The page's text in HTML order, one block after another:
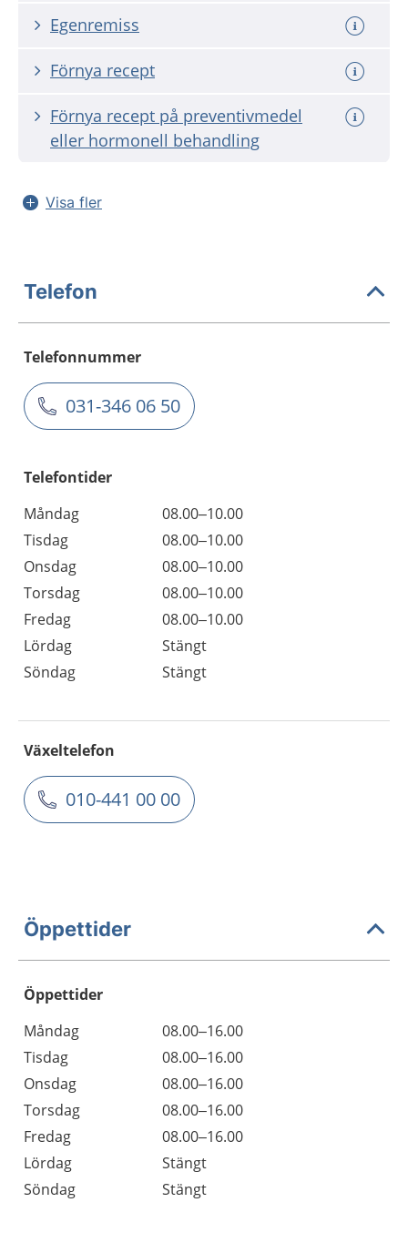
Egenremiss
Förnya recept
Förnya recept på preventivmedel
eller hormonell behandling
Visa fler
Telefon
Telefonnummer
031-346 06 50
Telefontider
Måndag
08.00–10.00
Tisdag
08.00–10.00
Onsdag
08.00–10.00
Torsdag
08.00–10.00
Fredag
08.00–10.00
Lördag
Stängt
Söndag
Stängt
Växeltelefon
010-441 00 00
Öppettider
Öppettider
Dag
Öppettider
Kommentarer
Måndag
08.00–16.00
Tisdag
08.00–16.00
Onsdag
08.00–16.00
Torsdag
08.00–16.00
Fredag
08.00–16.00
Lördag
Stängt
Söndag
Stängt